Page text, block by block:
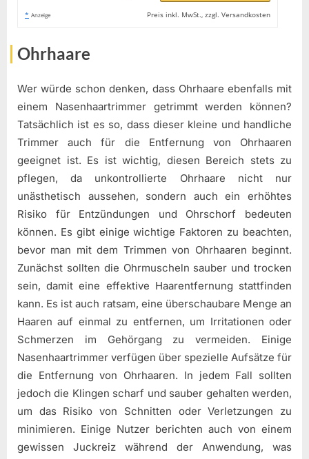
* Anzeige Preis inkl. MwSt., zzgl. Versandkosten
Ohrhaare
Wer würde schon denken, dass Ohrhaare ebenfalls mit
einem Nasenhaartrimmer getrimmt werden können?
Tatsächlich ist es so, dass dieser kleine und handliche
Trimmer auch für die Entfernung von Ohrhaaren
geeignet ist. Es ist wichtig, diesen Bereich stets zu
pflegen, da unkontrollierte Ohrhaare nicht nur
unästhetisch aussehen, sondern auch ein erhöhtes
Risiko für Entzündungen und Ohrschorf bedeuten
können. Es gibt einige wichtige Faktoren zu beachten,
bevor man mit dem Trimmen von Ohrhaaren beginnt.
Zunächst sollten die Ohrmuscheln sauber und trocken
sein, damit eine effektive Haarentfernung stattfinden
kann. Es ist auch ratsam, eine überschaubare Menge an
Haaren auf einmal zu entfernen, um Irritationen oder
Schmerzen im Gehörgang zu vermeiden. Einige
Nasenhaartrimmer verfügen über spezielle Aufsätze für
die Entfernung von Ohrhaaren. In jedem Fall sollten
jedoch die Klingen scharf und sauber gehalten werden,
um das Risiko von Schnitten oder Verletzungen zu
minimieren. Einige Nutzer berichten auch von einem
gewissen Juckreiz während der Anwendung, was